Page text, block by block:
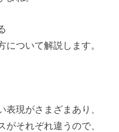
について解説します。
現がさまざまあり、
それぞれ違うので、